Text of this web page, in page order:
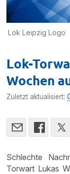
Lok Leipzig Logo
Lok-
Wochen
Zuletzt aktualisiert:
Schlechte
Torwart Lukas